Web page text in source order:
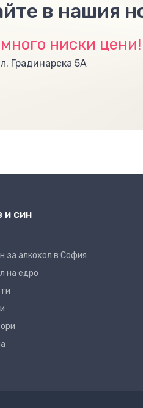
в нашия
ниски цени!
Градинарска 5А
и син
за алкохол в София
на едро